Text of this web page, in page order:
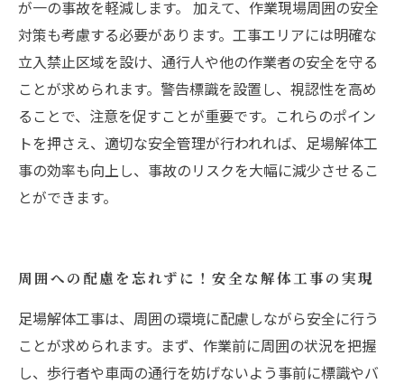
が一の事故を軽減します。 加えて、作業現場周囲の安全
対策も考慮する必要があります。工事エリアには明確な
立入禁止区域を設け、通行人や他の作業者の安全を守る
ことが求められます。警告標識を設置し、視認性を高め
ることで、注意を促すことが重要です。これらのポイン
トを押さえ、適切な安全管理が行われれば、足場解体工
事の効率も向上し、事故のリスクを大幅に減少させるこ
とができます。
周囲への配慮を忘れずに！安全な解体工事の実現
足場解体工事は、周囲の環境に配慮しながら安全に行う
ことが求められます。まず、作業前に周囲の状況を把握
し、歩行者や車両の通行を妨げないよう事前に標識やバ